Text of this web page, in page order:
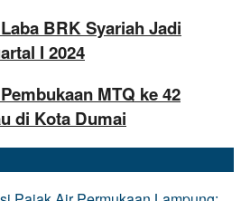
BRK Syariah Jadi
I 2024
MTQ ke 42
di Kota Dumai